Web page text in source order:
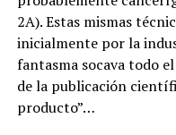
2A). Estas mismas
inicialmente por la
fantasma socava todo
de la publicación
producto”…